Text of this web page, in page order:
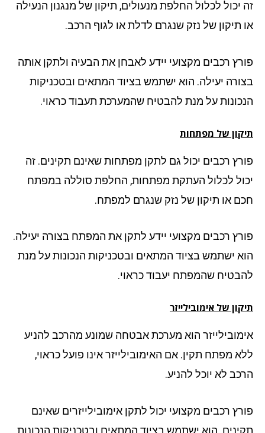
יכול לכלול החלפת מנעולים, תיקון של מנגנון הנעילה
תיקון של נזק שנגרם לדלת או לגוף הרכב.
רכבים מקצועי יידע לאבחן את הבעיה ולתקן אותה
יעילה. הוא ישתמש בציוד המתאים ובטכניקות
על מנת להבטיח שהמערכת תעבוד כראוי.
של מפתחות
רכבים יכול גם לתקן מפתחות שאינם תקינים. זה
לכלול העתקת מפתחות, החלפת סוללה במפתח
או תיקון של נזק שנגרם למפתח.
רכבים מקצועי יידע לתקן את המפתח בצורה יעילה.
ישתמש בציוד המתאים ובטכניקות הנכונות על מנת
שהמפתח יעבוד כראוי.
של אימובילייזר
הוא מערכת אבטחה שמונע מהרכב להניע
מפתח תקין. אם האימובילייזר אינו פועל כראוי,
לא יוכל להניע.
רכבים מקצועי יכול לתקן אימובילייזרים שאינם
הוא ישתמש בציוד המתאים ובטכניקות הנכונות